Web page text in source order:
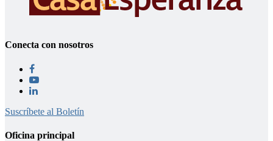
Conecta con nosotros
Suscríbete al Boletín
Oficina principal